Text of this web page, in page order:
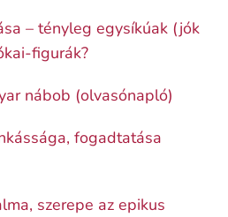
– tényleg egysíkúak (jók
figurák?
nábob (olvasónapló)
fogadtatása
szerepe az epikus